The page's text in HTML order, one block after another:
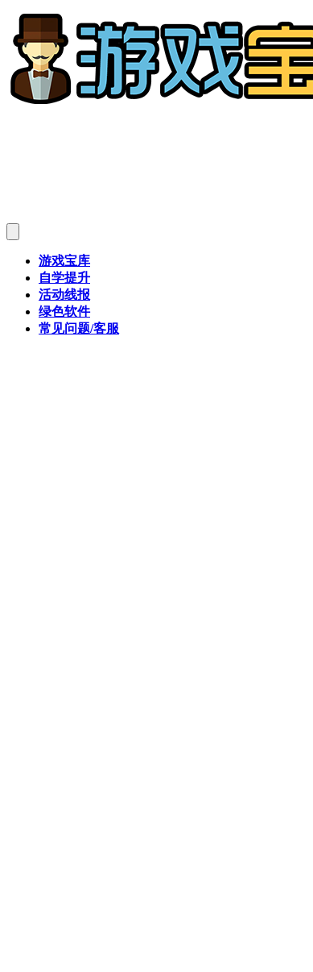
游戏宝库
自学提升
活动线报
绿色软件
常见问题/客服